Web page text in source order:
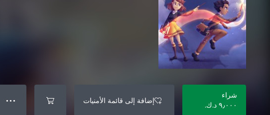
شراء
٩٫٠٠٠ د.ك.‏
إضافة إلى قائمة الأمنيات ● ● ●